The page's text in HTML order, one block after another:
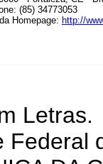
(85) 34773053
Homepage: http://
Letras.
Federal